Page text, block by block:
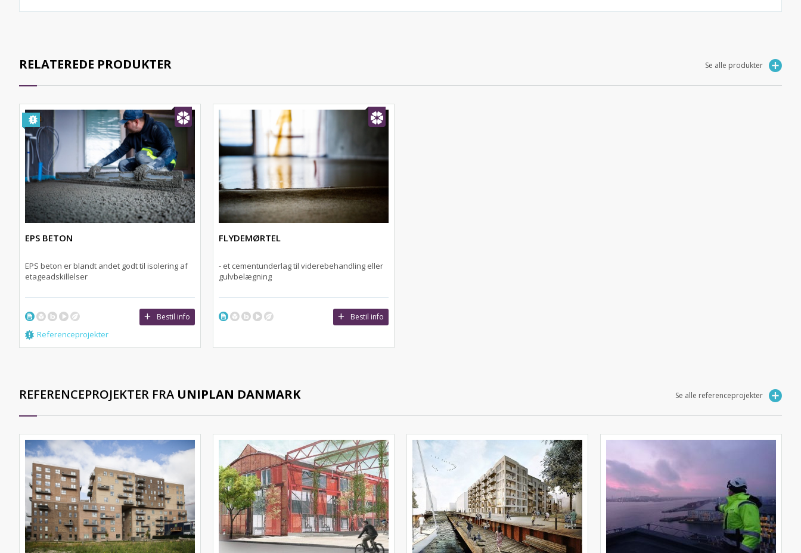
Se alle produkter
RELATEREDE PRODUKTER
EPS BETON
EPS beton er blandt andet godt til isolering af
etageadskillelser
Bestil info
Referenceprojekter
FLYDEMØRTEL
- et cementunderlag til viderebehandling eller
gulvbelægning
Bestil info
Se alle referenceprojekter
REFERENCEPROJEKTER FRA UNIPLAN DANMARK